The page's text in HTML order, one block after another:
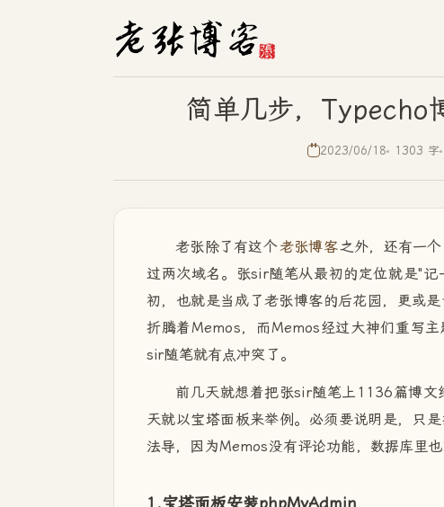
简单几步，Typecho
2023/06/18 1303 字
老张除了有这个老张博客之外，还有一个
过两次域名。张sir随笔从最初的定位就是"
初，也就是当成了老张博客的后花园，更或
折腾着Memos，而Memos经过大神们重写
sir随笔就有点冲突了。
前几天就想着把张sir随笔上1136篇博
天就以宝塔面板来举例。必须要说明是，只
法导，因为Memos没有评论功能，数据库里也
1.宝塔面板安装phpMyAdmin